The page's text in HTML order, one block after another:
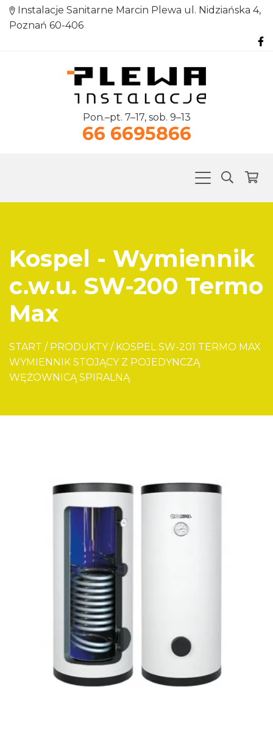
Instalacje Sanitarne Marcin Plewa ul. Nidziańska 4,
Poznań 60-406
Pon.–pt. 7–17, sob. 9–13
66 6695866
Kospel - Wymiennik
c.w.u. SW-200 Termo
Max
START / PRODUKTY / KOSPEL SW-201 TERMO MAX
WYMIENNIK STOJĄCY Z POJEDYNCZĄ
WĘŻOWNICĄ SPIRALNĄ